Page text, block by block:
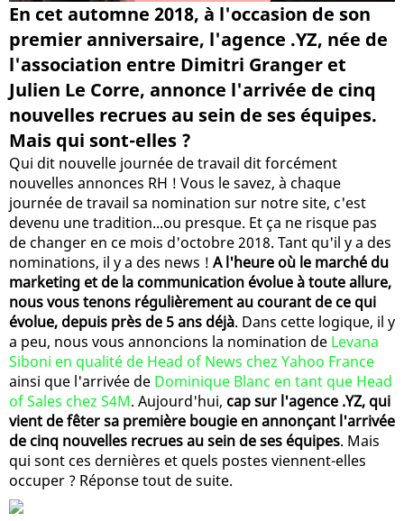
En cet automne 2018, à l'occasion de son
premier anniversaire, l'agence .YZ, née de
l'association entre Dimitri Granger et
Julien Le Corre, annonce l'arrivée de cinq
nouvelles recrues au sein de ses équipes.
Mais qui sont-elles ?
Qui dit nouvelle journée de travail dit forcément
nouvelles annonces RH ! Vous le savez, à chaque
journée de travail sa nomination sur notre site, c'est
devenu une tradition...ou presque. Et ça ne risque pas
de changer en ce mois d'octobre 2018. Tant qu'il y a des
nominations, il y a des news ! A l'heure où le marché du
marketing et de la communication évolue à toute allure,
nous vous tenons régulièrement au courant de ce qui
évolue, depuis près de 5 ans déjà. Dans cette logique, il y
a peu, nous vous annoncions la nomination de Levana
Siboni en qualité de Head of News chez Yahoo France
ainsi que l'arrivée de Dominique Blanc en tant que Head
of Sales chez S4M. Aujourd'hui, cap sur l'agence .YZ, qui
vient de fêter sa première bougie en annonçant l'arrivée
de cinq nouvelles recrues au sein de ses équipes. Mais
qui sont ces dernières et quels postes viennent-elles
occuper ? Réponse tout de suite.